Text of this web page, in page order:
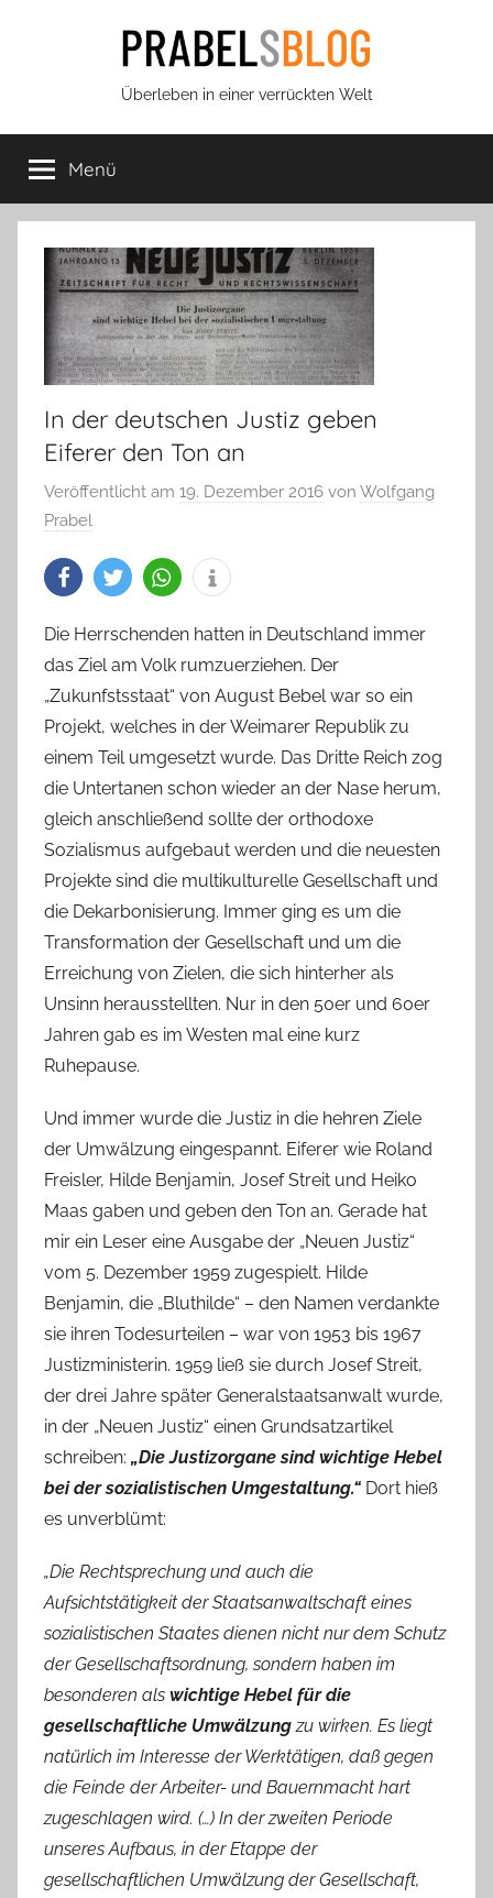
Prabels
Blog
Überleben in einer verrückten Welt
Menü
In der deutschen Justiz geben
Eiferer den Ton an
Veröffentlicht am 19. Dezember 2016 von Wolfgang
Prabel
Die Herrschenden hatten in Deutschland immer
das Ziel am Volk rumzuerziehen. Der
„Zukunfstsstaat“ von August Bebel war so ein
Projekt, welches in der Weimarer Republik zu
einem Teil umgesetzt wurde. Das Dritte Reich zog
die Untertanen schon wieder an der Nase herum,
gleich anschließend sollte der orthodoxe
Sozialismus aufgebaut werden und die neuesten
Projekte sind die multikulturelle Gesellschaft und
die Dekarbonisierung. Immer ging es um die
Transformation der Gesellschaft und um die
Erreichung von Zielen, die sich hinterher als
Unsinn herausstellten. Nur in den 50er und 60er
Jahren gab es im Westen mal eine kurz
Ruhepause.
Und immer wurde die Justiz in die hehren Ziele
der Umwälzung eingespannt. Eiferer wie Roland
Freisler, Hilde Benjamin, Josef Streit und Heiko
Maas gaben und geben den Ton an. Gerade hat
mir ein Leser eine Ausgabe der „Neuen Justiz“
vom 5. Dezember 1959 zugespielt. Hilde
Benjamin, die „Bluthilde“ – den Namen verdankte
sie ihren Todesurteilen – war von 1953 bis 1967
Justizministerin. 1959 ließ sie durch Josef Streit,
der drei Jahre später Generalstaatsanwalt wurde,
in der „Neuen Justiz“ einen Grundsatzartikel
schreiben: „Die Justizorgane sind wichtige Hebel
bei der sozialistischen Umgestaltung.“ Dort hieß
es unverblümt:
„Die Rechtsprechung und auch die
Aufsichtstätigkeit der Staatsanwaltschaft eines
sozialistischen Staates dienen nicht nur dem Schutz
der Gesellschaftsordnung, sondern haben im
besonderen als wichtige Hebel für die
gesellschaftliche Umwälzung zu wirken. Es liegt
natürlich im Interesse der Werktätigen, daß gegen
die Feinde der Arbeiter- und Bauernmacht hart
zugeschlagen wird. (…) In der zweiten Periode
unseres Aufbaus, in der Etappe der
gesellschaftlichen Umwälzung der Gesellschaft,